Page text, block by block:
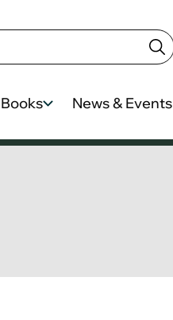
Books News & Events